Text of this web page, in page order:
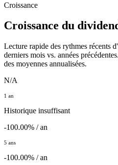
Croissance
Croissance du
Lecture rapide des rythmes récents
derniers mois vs. années
des moyennes annualisées.
N/A
1 an
Historique insuffisant
-100.00% / an
5 ans
-100.00% / an